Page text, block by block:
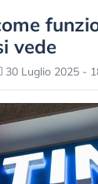
vede
30 Luglio 2025 -